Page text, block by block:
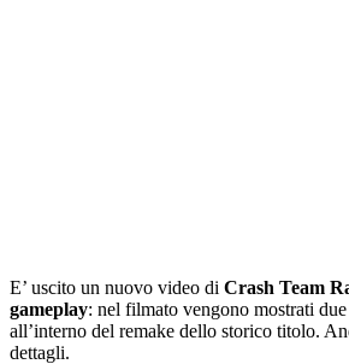
E’ uscito un nuovo video di Crash Team
gameplay: nel filmato vengono mostrati
all’interno del remake dello storico titolo.
dettagli.